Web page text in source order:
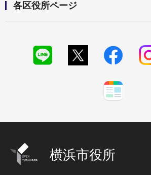
各区役所ページ
横浜市役所